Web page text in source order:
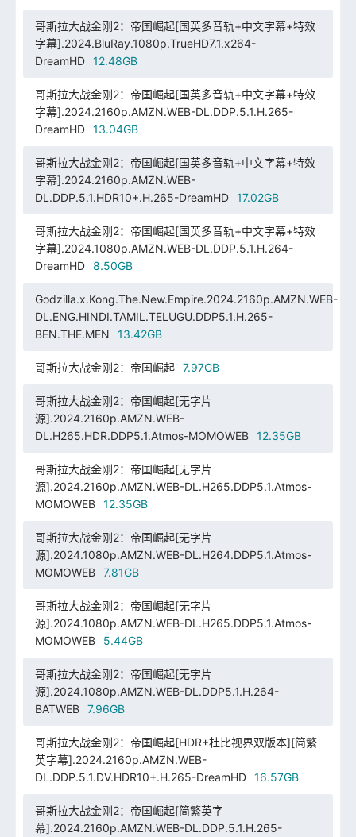
哥斯拉大战金刚2：帝国崛起[国英多音轨+中文字幕+特效
字幕].2024.BluRay.1080p.TrueHD7.1.x264-
DreamHD
12.48GB
哥斯拉大战金刚2：帝国崛起[国英多音轨+中文字幕+特效
字幕].2024.2160p.AMZN.WEB-DL.DDP.5.1.H.265-
DreamHD
13.04GB
哥斯拉大战金刚2：帝国崛起[国英多音轨+中文字幕+特效
字幕].2024.2160p.AMZN.WEB-
DL.DDP.5.1.HDR10+.H.265-DreamHD
17.02GB
哥斯拉大战金刚2：帝国崛起[国英多音轨+中文字幕+特效
字幕].2024.1080p.AMZN.WEB-DL.DDP.5.1.H.264-
DreamHD
8.50GB
Godzilla.x.Kong.The.New.Empire.2024.2160p.AMZN.WEB-
DL.ENG.HINDI.TAMIL.TELUGU.DDP5.1.H.265-
BEN.THE.MEN
13.42GB
哥斯拉大战金刚2：帝国崛起 7.97GB
哥斯拉大战金刚2：帝国崛起[无字片
源].2024.2160p.AMZN.WEB-
DL.H265.HDR.DDP5.1.Atmos-MOMOWEB
12.35GB
哥斯拉大战金刚2：帝国崛起[无字片
源].2024.2160p.AMZN.WEB-DL.H265.DDP5.1.Atmos-
MOMOWEB
12.35GB
哥斯拉大战金刚2：帝国崛起[无字片
源].2024.1080p.AMZN.WEB-DL.H264.DDP5.1.Atmos-
MOMOWEB
7.81GB
哥斯拉大战金刚2：帝国崛起[无字片
源].2024.1080p.AMZN.WEB-DL.H265.DDP5.1.Atmos-
MOMOWEB
5.44GB
哥斯拉大战金刚2：帝国崛起[无字片
源].2024.1080p.AMZN.WEB-DL.DDP5.1.H.264-
BATWEB
7.96GB
哥斯拉大战金刚2：帝国崛起[HDR+杜比视界双版本][简繁
英字幕].2024.2160p.AMZN.WEB-
DL.DDP.5.1.DV.HDR10+.H.265-DreamHD
16.57GB
哥斯拉大战金刚2：帝国崛起[简繁英字
幕].2024.2160p.AMZN.WEB-DL.DDP.5.1.H.265-